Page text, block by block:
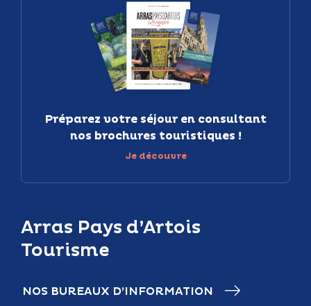
Arras Pays d’Artois
Tourisme
NOS BUREAUX D’INFORMATION
Préparez votre séjour en consultant
nos brochures touristiques !
Je découvre